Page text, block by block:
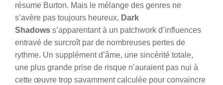
résume Burton. Mais le mélange des genres ne
s’avère pas toujours heureux, Dark
Shadows s’apparentant à un patchwork d’influences
entravé de surcroît par de nombreuses pertes de
rythme. Un supplément d’âme, une sincérité totale,
une plus grande prise de risque n’auraient pas nui à
cette œuvre trop savamment calculée pour convaincre